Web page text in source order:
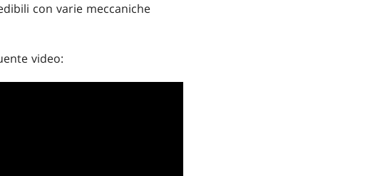
con varie meccaniche
video: